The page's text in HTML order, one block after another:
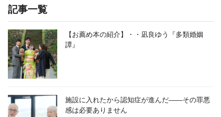
記事一覧
【お薦め本の紹介】・・凪良ゆう『多類婚姻
譚』
施設に入れたから認知症が進んだ――その罪悪
感は必要ありません